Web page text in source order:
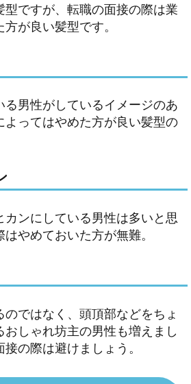
型ですが、転職の面接の際は業
が良い髪型です。
る男性がしているイメージのあ
よってはやめた方が良い髪型の
ンにしている男性は多いと思
やめておいた方が無難。
ではなく、頭頂部などをちょ
おしゃれ坊主の男性も増えまし
の際は避けましょう。